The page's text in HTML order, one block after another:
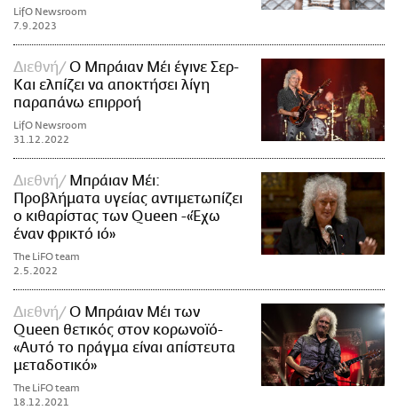
LifO Newsroom
7.9.2023
Διεθνή
Ο Μπράιαν Μέι έγινε Σερ-
Και ελπίζει να αποκτήσει λίγη
παραπάνω επιρροή
LifO Newsroom
31.12.2022
Διεθνή
Μπράιαν Μέι:
Προβλήματα υγείας αντιμετωπίζει
ο κιθαρίστας των Queen -«Έχω
έναν φρικτό ιό»
The LiFO team
2.5.2022
Διεθνή
Ο Μπράιαν Μέι των
Queen θετικός στον κορωνοϊό-
«Αυτό το πράγμα είναι απίστευτα
μεταδοτικό»
The LiFO team
18.12.2021